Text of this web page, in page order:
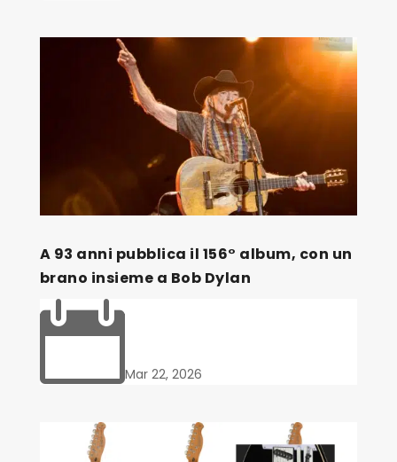
A 93 anni pubblica il 156° album, con un
brano insieme a Bob Dylan
Mar 22, 2026